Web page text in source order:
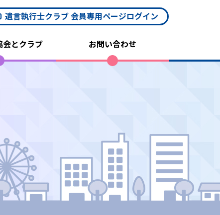
遺言執行士クラブ 会員専用ページログイン
会とクラブ お問い合わせ